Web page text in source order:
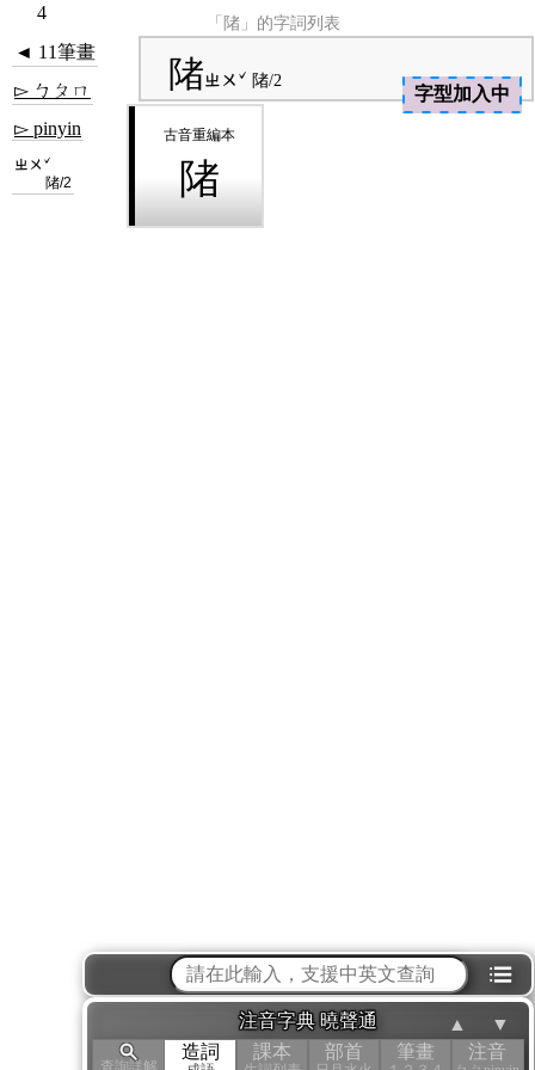
「陼」的字詞列表
◄ 11筆畫
▻ ㄅㄆㄇ
▻ pinyin
ㄓㄨˇ
陼/2
陼ㄓㄨˇ 陼/2
陼
⁝☰
注音字典 曉聲通
造詞 課本 部首 筆畫 注音
▲ ▼
4
字型加入中